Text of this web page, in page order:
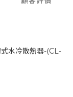
水冷散熱器-(CL-